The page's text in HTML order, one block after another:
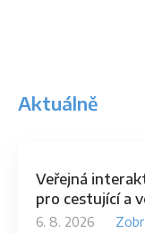
Aktuálně
Veřejná
pro cestující a
6. 8. 2026